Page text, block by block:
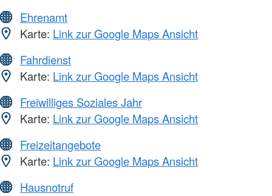
Ehrenamt
Karte: Link zur Google Maps Ansicht
Fahrdienst
Karte: Link zur Google Maps Ansicht
Freiwilliges Soziales Jahr
Karte: Link zur Google Maps Ansicht
Freizeitangebote
Karte: Link zur Google Maps Ansicht
Hausnotruf